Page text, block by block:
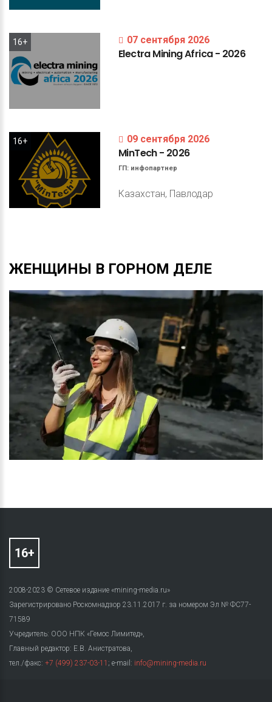
16+ 07 сентября 2026
ElectraMiningAfrica- 2026
16+ 09 сентября 2026
MinTech- 2026
ГП: инфопартнер
Казахстан, Павлодар
ЖЕНЩИНЫ В ГОРНОМ ДЕЛЕ
2008-2023 © Сетевое издание «mining-media.ru»
Зарегистрировано Роскомнадзор 23.11.2017 г. за номером Эл № ФС77-
71589
Учредитель: ООО НПК «Гемос Лимитед»,
Главный редактор: Е.В. Анистратова,
тел./факс: +7 (499) 237-03-11 ; e-mail: info@mining-media.ru